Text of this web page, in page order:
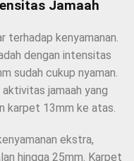
Jamaah
terhadap kenyamanan.
dengan intensitas
sudah cukup nyaman.
jamaah yang
karpet 13mm ke atas.
ekstra,
hingga 25mm. Karpet